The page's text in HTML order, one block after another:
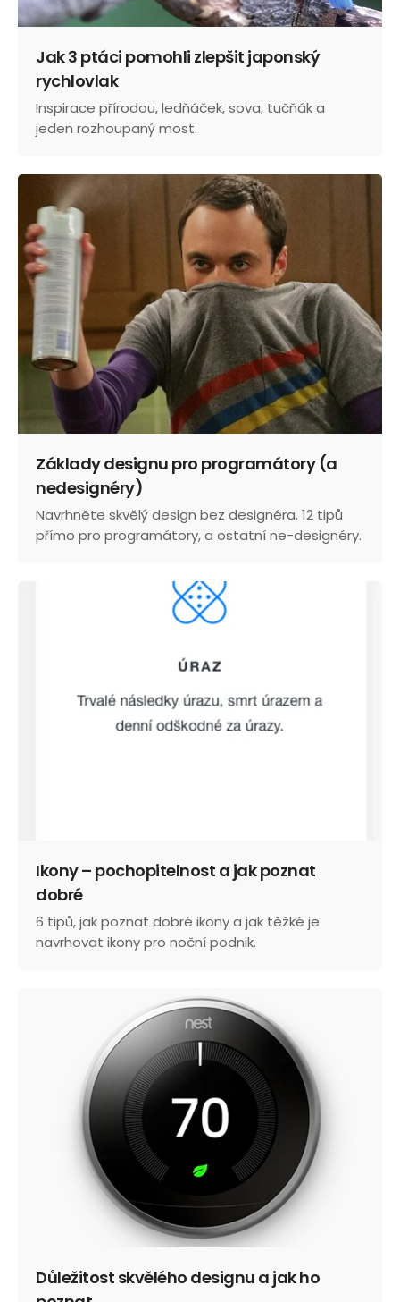
Jak 3 ptáci pomohli zlepšit japonský
rychlovlak
Inspirace přírodou, ledňáček, sova, tučňák a
jeden rozhoupaný most.
Základy designu pro programátory (a
nedesignéry)
Navrhněte skvělý design bez designéra. 12 tipů
přímo pro programátory, a ostatní ne-designéry.
Ikony – pochopitelnost a jak poznat
dobré
6 tipů, jak poznat dobré ikony a jak těžké je
navrhovat ikony pro noční podnik.
Důležitost skvělého designu a jak ho